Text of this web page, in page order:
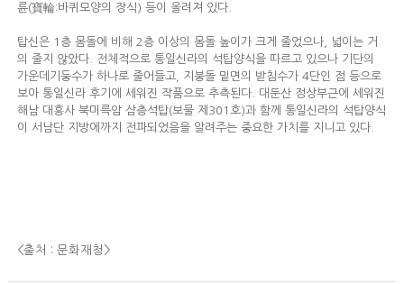
륜(寶輪:바퀴모양의 장식) 등이 올려져 있다.
탑신은 1층 몸돌에 비해 2층 이상의 몸돌 높이가 크게 줄었으나, 넓이는 거
의 줄지 않았다. 전체적으로 통일신라의 석탑양식을 따르고 있으나 기단의
가운데기둥수가 하나로 줄어들고, 지붕돌 밑면의 받침수가 4단인 점 등으로
보아 통일신라 후기에 세워진 작품으로 추측된다. 대둔산 정상부근에 세워진
해남 대흥사 북미륵암 삼층석탑(보물 제301호)과 함께 통일신라의 석탑양식
이 서남단 지방에까지 전파되었음을 알려주는 중요한 가치를 지니고 있다.
<출처 : 문화재청 >